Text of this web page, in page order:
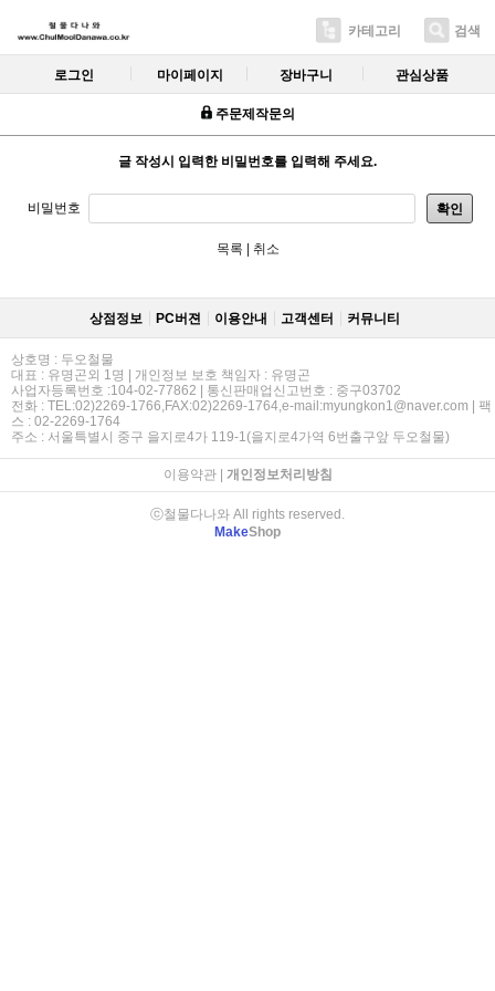
카테고리 검색
로그인 마이페이지 장바구니 관심상품
주문제작문의
글 작성시 입력한 비밀번호를 입력해 주세요.
비밀번호 확인
목록 취소
상점정보 PC버젼 이용안내 고객센터 커뮤니티
상호명 : 두오철물
대표 : 유명곤외 1명 | 개인정보 보호 책임자 : 유명곤
사업자등록번호 :104-02-77862 | 통신판매업신고번호 : 중구03702
전화 : TEL:02)2269-1766,FAX:02)2269-1764,e-mail:myungkon1@naver.com | 팩
스 : 02-2269-1764
주소 : 서울특별시 중구 을지로4가 119-1(을지로4가역 6번출구앞 두오철물)
이용약관| 개인정보처리방침
ⓒ철물다나와 All rights reserved.
MakeShop